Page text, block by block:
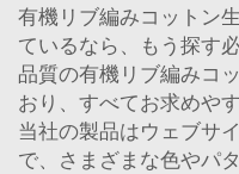
有機リブ編みコットン
ているなら、もう探す
品質の有機リブ編みコ
おり、すべてお求めや
当社の製品はウェブサ
で、さまざまな色やパ